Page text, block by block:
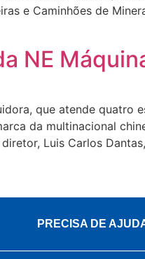
e Caminhões de
NE
que atende quatro
da multinacional
Luis Carlos
PRECISA DE